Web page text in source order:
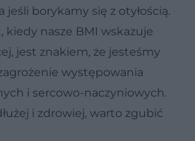
jeśli borykamy się z otyłością.
kiedy nasze BMI wskazuje
jest znakiem, że jesteśmy
występowania
i sercowo-naczyniowych.
i zdrowiej, warto zgubić